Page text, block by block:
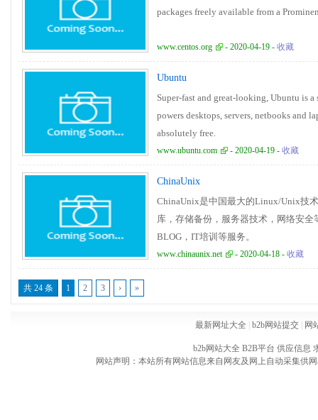
packages freely available from a
www.centos.org - 2020-04-19 - 收藏
Ubuntu
Super-fast and great-looking, Ubuntu is
powers desktops, servers, netbooks and
absolutely free.
www.ubuntu.com - 2020-04-19 - 收藏
ChinaUnix
ChinaUnix是中国最大的Linux/Unix技
库，存储备份，服务器技术，网络安
BLOG，IT培训等服务。
www.chinaunix.net - 2020-04-18 - 收藏
共 24 条 1 2 3 › »
最新网址大全 b2b网站提交 网
b2b网站大全 B2B平台 供应信息
网站声明：本站所有网站信息来自网友及网上自动采集供